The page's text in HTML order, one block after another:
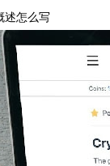
述怎么写